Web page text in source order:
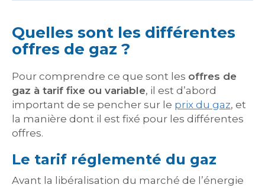
Quelles sont les différentes
offres de gaz ?
Pour comprendre ce que sont les offres de
gaz à tarif fixe ou variable, il est d’abord
important de se pencher sur le prix du gaz, et
la manière dont il est fixé pour les différentes
offres.
Le tarif réglementé du gaz
Avant la libéralisation du marché de l’énergie